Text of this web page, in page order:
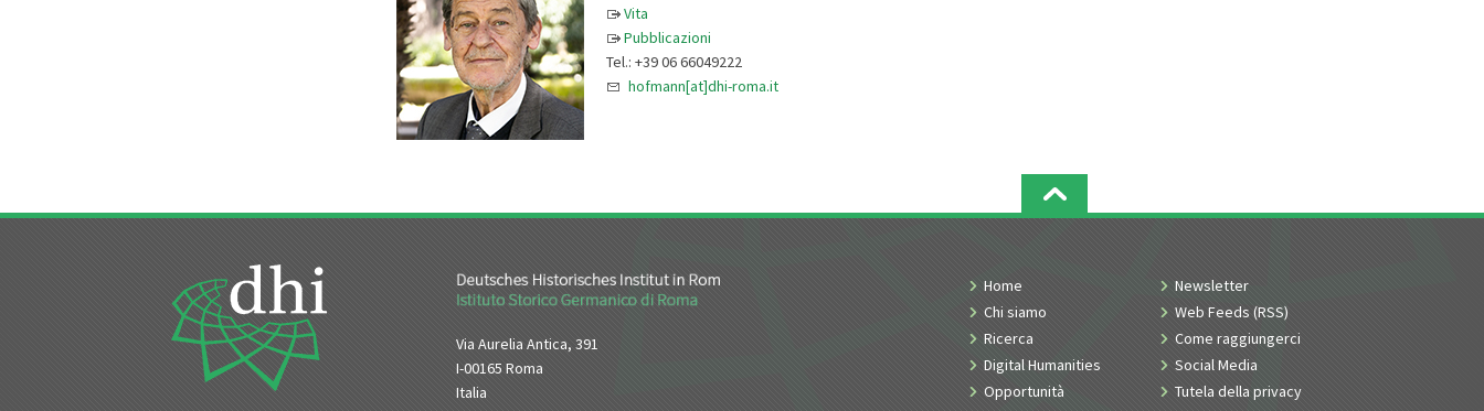
Vita
Pubblicazioni
Tel.: +39 06 66049222
hofmann[at]dhi-roma.it
Via Aurelia Antica, 391
I-00165 Roma
Italia
Home
Chi siamo
Ricerca
Digital Humanities
Opportunità
Newsletter
Web Feeds (RSS)
Come raggiungerci
Social Media
Tutela della privacy